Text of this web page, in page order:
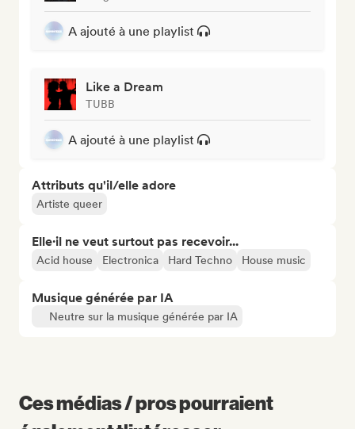
A ajouté à une playlist
Like a Dream
TUBB
A ajouté à une playlist
Attributs qu'il/elle adore
Artiste queer
Elle·il ne veut surtout pas recevoir...
Acid house Electronica Hard Techno House music
Musique générée par IA
Neutre sur la musique générée par IA
Ces médias / pros pourraient